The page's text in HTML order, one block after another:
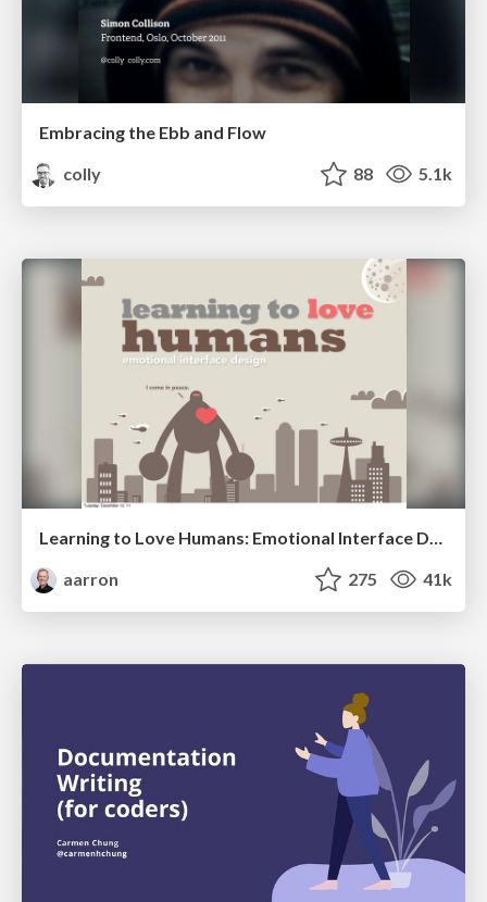
Embracing the Ebb and Flow
colly
88 5.1k
Learning to Love Humans: Emotional Interface Design
aarron
275 41k